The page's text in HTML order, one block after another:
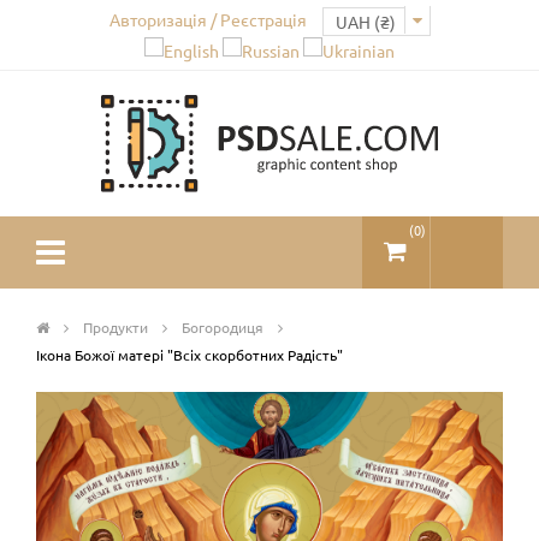
Авторизація / Реєстрація
(0)
Продукти
Богородиця
Ікона Божої матері "Всіх скорботних Радість"